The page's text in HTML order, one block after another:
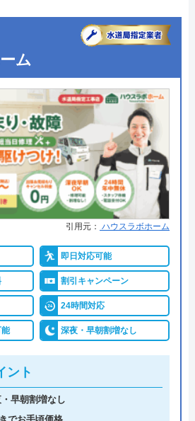
短20分
中無休
張・見積もり無料
金、銀行振込、モバイル、後払
決済、クレジットカード
間25万件、累計500万件の修理交
実績
事保証12年・商品保証10年(最
詳細は公式HPでご確認ください
おすすめの理由
する自治体で適切な工事ができ
水道局指定業者です。
含む24時間365日、いつ相談し
らず、作業が始まるまでは一切
ム
引用元： ハウスラボホーム
即日対応可能
割引キャンペーン
24時間対応
深夜・早朝割増なし
ント
早朝割増なし